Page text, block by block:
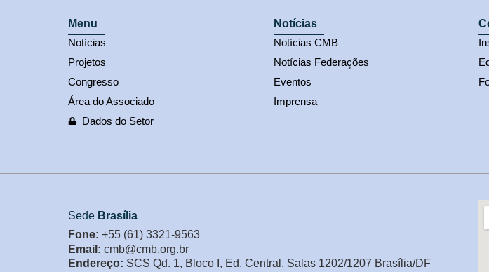
Menu
Notícias
Projetos
Congresso
Área do Associado
Dados do Setor
Notícias
Notícias CMB
Notícias Federações
Eventos
Imprensa
Sede Brasília
Fone: +55 (61) 3321-9563
Email: cmb@cmb.org.br
Endereço: SCS Qd. 1, Bloco I, Ed. Central, Salas 1202/1207 Brasília/DF